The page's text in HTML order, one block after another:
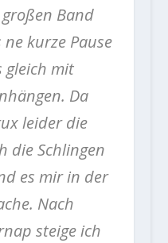
Band
ne kurze Pause
gleich mit
Da
leider die
die Schlingen
es mir in der
Nach
steige ich